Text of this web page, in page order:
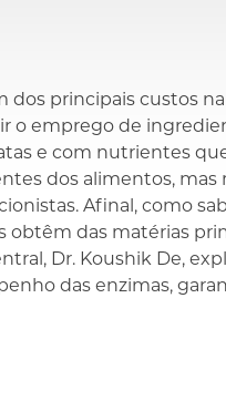
dos principais custos
o emprego de
e com nutrientes
dos alimentos, mas
Afinal, como
obtêm das matérias
Dr. Koushik De,
das enzimas,